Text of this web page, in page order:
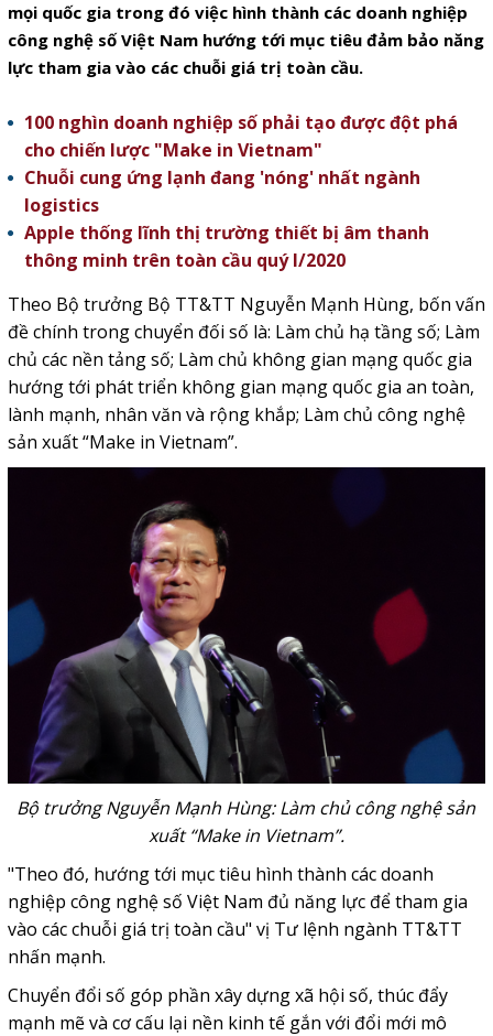
mọi quốc gia trong đó việc hình thành các doanh nghiệp
công nghệ số Việt Nam hướng tới mục tiêu đảm bảo năng
lực tham gia vào các chuỗi giá trị toàn cầu.
100 nghìn doanh nghiệp số phải tạo được đột phá
cho chiến lược "Make in Vietnam"
Chuỗi cung ứng lạnh đang 'nóng' nhất ngành
logistics
Apple thống lĩnh thị trường thiết bị âm thanh
thông minh trên toàn cầu quý I/2020
Theo Bộ trưởng Bộ TT&TT Nguyễn Mạnh Hùng, bốn vấn
đề chính trong chuyển đối số là: Làm chủ hạ tầng số; Làm
chủ các nền tảng số; Làm chủ không gian mạng quốc gia
hướng tới phát triển không gian mạng quốc gia an toàn,
lành mạnh, nhân văn và rộng khắp; Làm chủ công nghệ
sản xuất “Make in Vietnam”.
Bộ trưởng Nguyễn Mạnh Hùng: Làm chủ công nghệ sản
xuất “Make in Vietnam”.
"Theo đó, hướng tới mục tiêu hình thành các doanh
nghiệp công nghệ số Việt Nam đủ năng lực để tham gia
vào các chuỗi giá trị toàn cầu" vị Tư lệnh ngành TT&TT
nhấn mạnh.
Chuyển đổi số góp phần xây dựng xã hội số, thúc đẩy
mạnh mẽ và cơ cấu lại nền kinh tế gắn với đổi mới mô